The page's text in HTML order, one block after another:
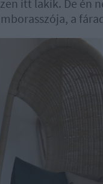
itt lakik. De én
a